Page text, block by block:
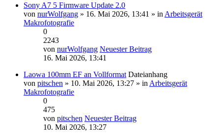
Sony A7 5 Firmware Update 2.0
von nurWolfgang » 16. Mai 2026, 13:41 » in Arbeitsgerät
Makrofotografie
0
2243
von nurWolfgang Neuester Beitrag
16. Mai 2026, 13:41
Laowa 100mm EF an Vollformat Dateianhang
von pitschen » 10. Mai 2026, 13:27 » in Arbeitsgerät
Makrofotografie
0
475
von pitschen Neuester Beitrag
10. Mai 2026, 13:27